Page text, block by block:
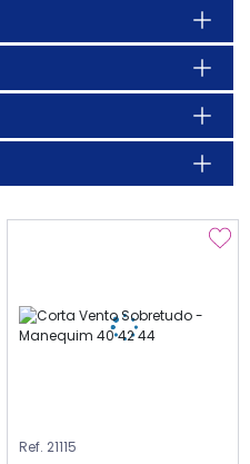
Ref. 21115